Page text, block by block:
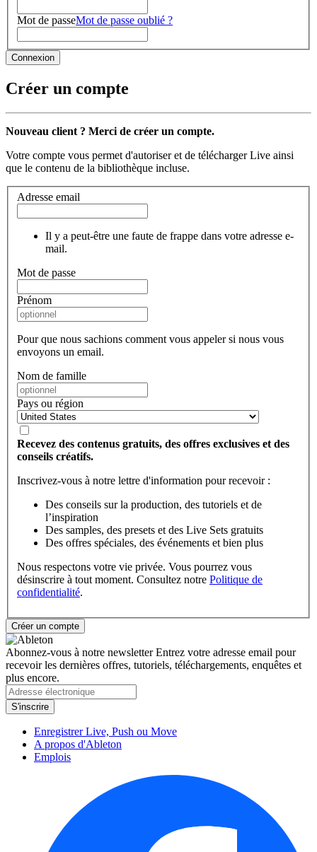
Mot de passeMot de passe oublié ?
Créer un compte
Nouveau client ? Merci de créer un compte.
Votre compte vous permet d'autoriser et de télécharger Live ainsi
que le contenu de la bibliothèque incluse.
Adresse email
Il y a peut-être une faute de frappe dans votre adresse e-
mail.
Mot de passe
Prénom
Pour que nous sachions comment vous appeler si nous vous
envoyons un email.
Nom de famille
Pays ou région
Recevez des contenus gratuits, des offres exclusives et des
conseils créatifs.
Inscrivez-vous à notre lettre d'information pour recevoir :
Des conseils sur la production, des tutoriels et de
l’inspiration
Des samples, des presets et des Live Sets gratuits
Des offres spéciales, des événements et bien plus
Nous respectons votre vie privée. Vous pourrez vous
désinscrire à tout moment. Consultez notre Politique de
confidentialité.
Abonnez-vous à notre newsletterEntrez votre adresse email pour
recevoir les dernières offres, tutoriels, téléchargements, enquêtes et
plus encore.
Enregistrer Live, Push ou Move
A propos d'Ableton
Emplois